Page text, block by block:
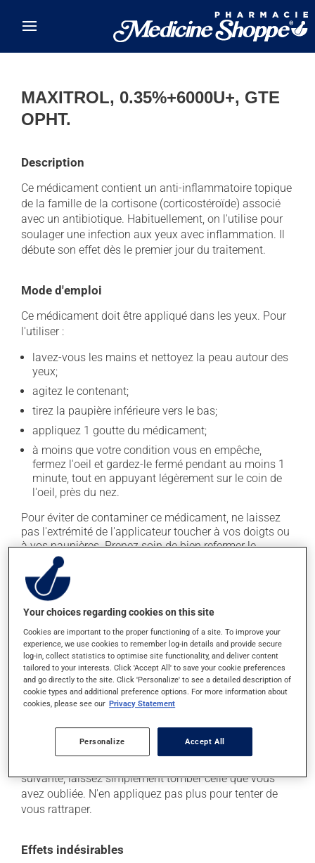
MAXITROL, 0.35%+6000U+, GTE
OPHT.
Description
Ce médicament contient un anti-inflammatoire topique
de la famille de la cortisone (corticostéroïde) associé
avec un antibiotique. Habituellement, on l'utilise pour
soulager une infection aux yeux avec inflammation. Il
débute son effet dès le premier jour du traitement.
Mode d'emploi
Ce médicament doit être appliqué dans les yeux. Pour
l'utiliser :
lavez-vous les mains et nettoyez la peau autour des
yeux;
agitez le contenant;
tirez la paupière inférieure vers le bas;
appliquez 1 goutte du médicament;
à moins que votre condition vous en empêche,
fermez l'oeil et gardez-le fermé pendant au moins 1
minute, tout en appuyant légèrement sur le coin de
l'oeil, près du nez.
Pour éviter de contaminer ce médicament, ne laissez
pas l'extrémité de l'applicateur toucher à vos doigts ou
à vos paupières. Prenez soin de bien refermer le
contenant après chaque utilisation.
Ne cessez pas de l'appliquer dès qu'une amélioration
est visible. Continuez pour la durée de traitement
indiquée.
En règle générale, on utilise ce produit quatre fois par
jour. Il est possible que votre pharmacien vous ait
indiqué un horaire différent qui est plus approprié pour
vous. On l'utilise habituellement en un traitement de
plusieurs jours. Pour en retirer tous les bénéfices
Si vous oubliez une dose, appliquez-la dès que vous y
suivante, laissez simplement tomber celle que vous
avez oubliée. N'en appliquez pas plus pour tenter de
vous rattraper.
Effets indésirables
Your choices regarding cookies on this site
Cookies are important to the proper functioning of a site. To improve your
experience, we use cookies to remember log-in details and provide secure
log-in, collect statistics to optimise site functionality, and deliver content
tailored to your interests. Click 'Accept All' to save your cookie preferences
and go directly to the site. Click 'Personalize' to see a detailed description of
cookie types and additional preference options. For more information about
cookies, please see our Privacy Statement
Personalize Accept All